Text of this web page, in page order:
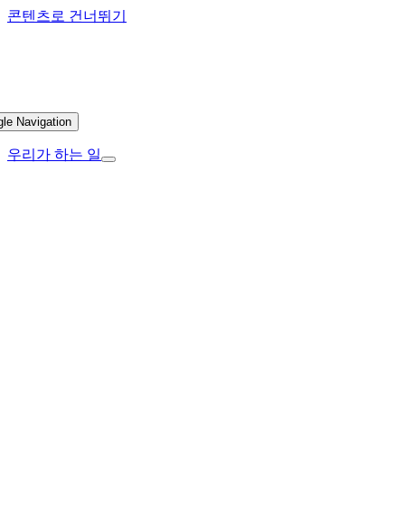
콘텐츠로 건너뛰기
Navigation
우리가 하는 일